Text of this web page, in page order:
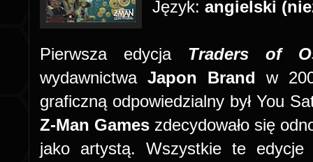
Język: angielski
Pierwsza edycja Traders of
wydawnictwaJapon Brandw
graficzną odpowiedzialny był You
Z-Man Games zdecydowało się
jako artystą. Wszystkie te edycje